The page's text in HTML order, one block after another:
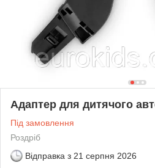
Адаптер для дитячого
Під замовлення
Роздріб
Відправка з 21 серпня 2026